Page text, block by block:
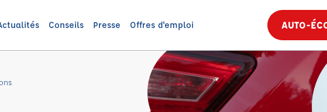
Conseils Presse Offres d'emploi AUTO-